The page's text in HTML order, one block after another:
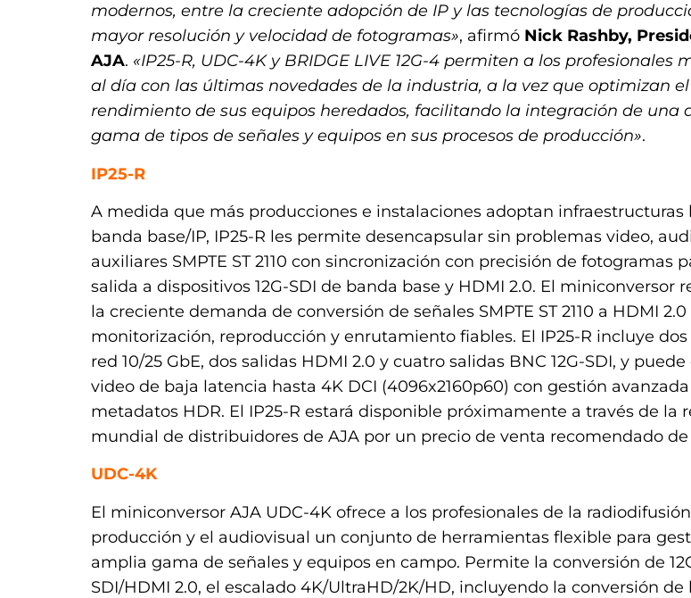
modernos, entre la creciente adopción de IP y las tecnologías de
mayor resolución y velocidad de fotogramas», afirmó Nick Rashby,
AJA. «IP25-R, UDC-4K y BRIDGE LIVE 12G-4 permiten a los profesionales
al día con las últimas novedades de la industria, a la vez que optimizan el
rendimiento de sus equipos heredados, facilitando la integración de una
gama de tipos de señales y equipos en sus procesos de producción».
IP25-R
A medida que más producciones e instalaciones adoptan infraestructuras
banda base/IP, IP25-R les permite desencapsular sin problemas video,
auxiliares SMPTE ST 2110 con sincronización con precisión de fotogramas
salida a dispositivos 12G-SDI de banda base y HDMI 2.0. El miniconversor
la creciente demanda de conversión de señales SMPTE ST 2110 a HDMI
monitorización, reproducción y enrutamiento fiables. El IP25-R incluye
red 10/25 GbE, dos salidas HDMI 2.0 y cuatro salidas BNC 12G-SDI, y
video de baja latencia hasta 4K DCI (4096x2160p60) con gestión
metadatos HDR. El IP25-R estará disponible próximamente a través de la
mundial de distribuidores de AJA por un precio de venta recomendado de
UDC-4K
El miniconversor AJA UDC-4K ofrece a los profesionales de la
producción y el audiovisual un conjunto de herramientas flexible para
amplia gama de señales y equipos en campo. Permite la conversión de
SDI/HDMI 2.0, el escalado 4K/UltraHD/2K/HD, incluyendo la conversión de